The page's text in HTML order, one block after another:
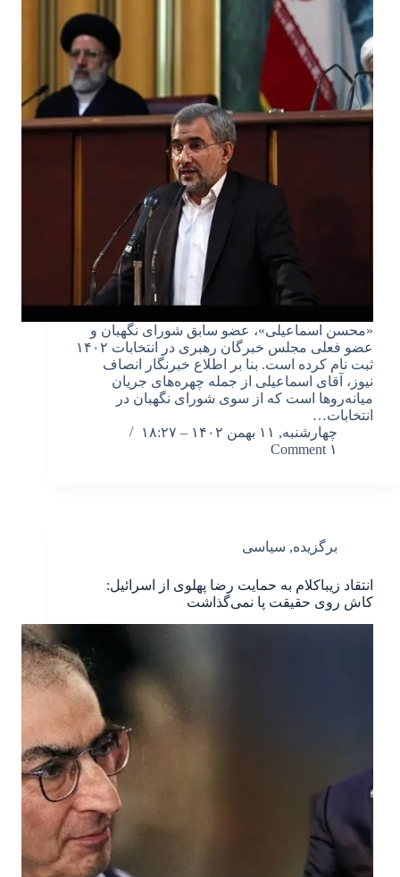
«محسن اسماعیلی»، عضو سابق شورای نگهبان و
عضو فعلی مجلس خبرگان رهبری در انتخابات ۱۴۰۲
ثبت نام کرده است. بنا بر اطلاع خبرنگار انصاف
نیوز، آقای اسماعیلی از جمله چهره‌های جریان
میانه‌روها است که از سوی شورای نگهبان در
انتخابات…
چهارشنبه, ۱۱ بهمن ۱۴۰۲ – ۱۸:۲۷
۱ Comment
برگزیده, سیاسی
انتقاد زیباکلام به حمایت رضا پهلوی از اسرائیل:
کاش روی حقیقت پا نمی‌گذاشت